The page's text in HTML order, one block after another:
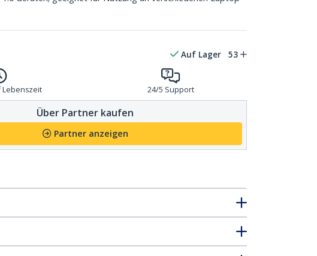
Auf Lager 53
Lebenszeit 24/5 Support
Über Partner kaufen
Partner anzeigen